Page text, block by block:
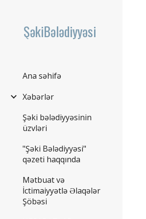
ŞəkiBələdiyyəsi
Ana səhifə
Xəbərlər
Şəki bələdiyyəsinin
üzvləri
"Şəki Bələdiyyəsi"
qəzeti haqqında
Mətbuat və
İctimaiyyətlə Əlaqələr
Şöbəsi